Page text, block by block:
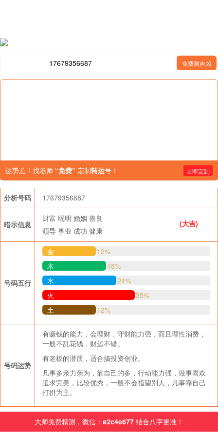
免费测吉凶
运势差！找老师 “免费” 定制转运号！ 立即定制
分析号码 17679356687
暗示信息
财富 聪明 婚姻 善良
领导 事业 成功 健康
(大吉)
号码五行
金
12%
木
18%
水
24%
火
35%
土
12%
号码运势
有赚钱的能力，会理财，守财能力强，而且理性消费，
一般不乱花钱，财运不错。
有老板的潜质，适合搞投资创业。
凡事多亲力亲为，靠自己的多，行动能力强，做事喜欢
追求完美，比较优秀，一般不会指望别人，凡事靠自己
打拼为主。
大师免费精测，微信： a2c4e677 结合八字更准！